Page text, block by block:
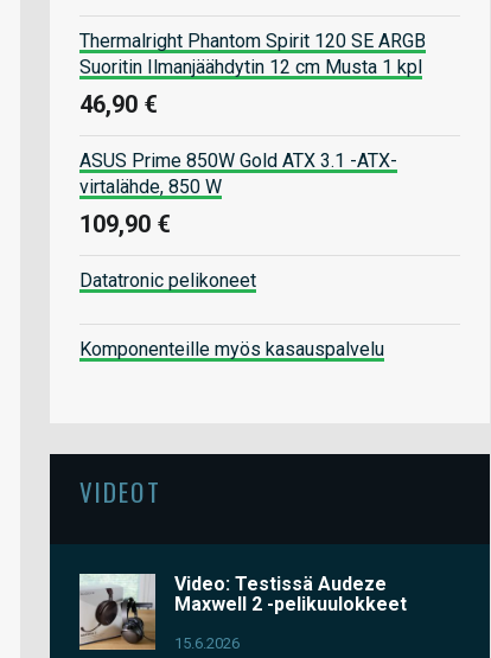
Thermalright Phantom Spirit 120 SE ARGB
Suoritin Ilmanjäähdytin 12 cm Musta 1 kpl
46,90 €
ASUS Prime 850W Gold ATX 3.1 -ATX-
virtalähde, 850 W
109,90 €
Datatronic pelikoneet
Komponenteille myös kasauspalvelu
VIDEOT
Video: Testissä Audeze
Maxwell 2 -pelikuulokkeet
15.6.2026